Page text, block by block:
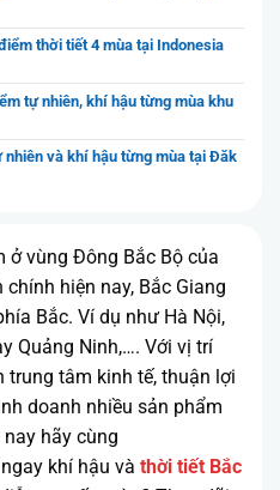
thời tiết 4 mùa tại Indonesia
tự nhiên, khí hậu từng mùa khu
và khí hậu từng mùa tại Đăk
ở vùng Đông Bắc Bộ của
hiện nay, Bắc Giang
Bắc. Ví dụ như Hà Nội,
Quảng Ninh,…. Với vị trí
trung tâm kinh tế, thuận lợi
doanh nhiều sản phẩm
hãy cùng
khí hậu và thời tiết Bắc